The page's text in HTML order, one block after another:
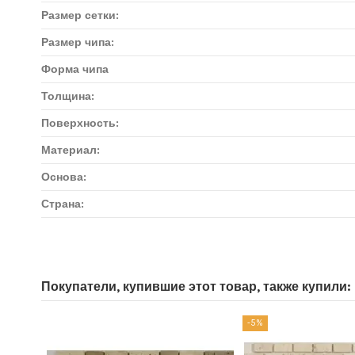
Размер сетки:
Размер чипа:
Форма чипа
Толщина:
Поверхность:
Материал:
Основа:
Страна:
Адрес магазина мозаики: г.Москва, метро "Румянцево", БП
Адрес магазина мозаики: г.Москва, метро "Румянцево", БП
Адрес магазина красок: г.Москва, метро "Румянцево", БП
Покупатели, купившие этот товар, также купили:
-5%